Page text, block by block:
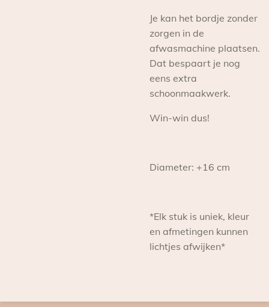
Je kan het bordje zonder
zorgen in de
afwasmachine plaatsen.
Dat bespaart je nog
eens extra
schoonmaakwerk.
Win-win dus!
Diameter: +16 cm
*Elk stuk is uniek, kleur
en afmetingen kunnen
lichtjes afwijken*